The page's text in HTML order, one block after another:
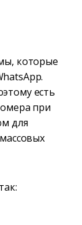
которые
есть
при
для